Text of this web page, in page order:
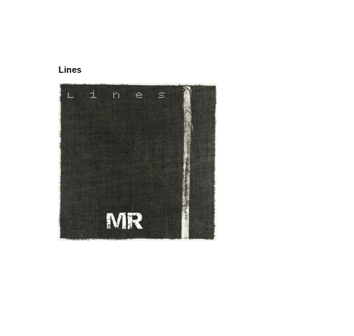
Lines